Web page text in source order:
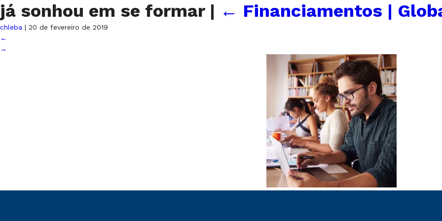
já sonhou em se formar | ← Financiamentos |
chleba | 20 de fevereiro de 2019
←
→